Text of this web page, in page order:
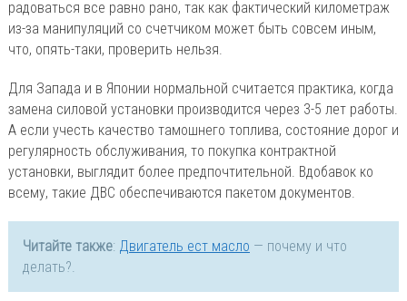
радоваться все равно рано, так как фактический километраж
из-за манипуляций со счетчиком может быть совсем иным,
что, опять-таки, проверить нельзя.
Для Запада и в Японии нормальной считается практика, когда
замена силовой установки производится через 3-5 лет работы.
А если учесть качество тамошнего топлива, состояние дорог и
регулярность обслуживания, то покупка контрактной
установки, выглядит более предпочтительной. Вдобавок ко
всему, такие ДВС обеспечиваются пакетом документов.
Читайте также: Двигатель ест масло — почему и что
делать?.